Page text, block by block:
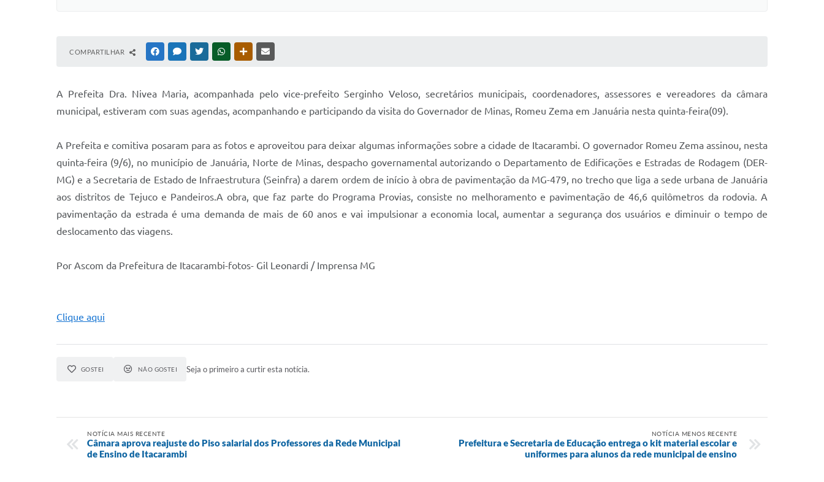
COMPARTILHAR FACEBOOKMESSENGER
TWITTERWHATSAPPOUTRAS MÍDIAS
A Prefeita Dra. Nivea Maria, acompanhada pelo vice-prefeito Serginho Veloso, secretários municipais, coordenadores, assessores e vereadores da câmara
municipal, estiveram com suas agendas, acompanhando e participando da visita do Governador de Minas, Romeu Zema em Januária nesta quinta-feira(09).
A Prefeita e comitiva posaram para as fotos e aproveitou para deixar algumas informações sobre a cidade de Itacarambi. O governador Romeu Zema assinou, nesta
quinta-feira (9/6), no município de Januária, Norte de Minas, despacho governamental autorizando o Departamento de Edificações e Estradas de Rodagem (DER-
MG) e a Secretaria de Estado de Infraestrutura (Seinfra) a darem ordem de início à obra de pavimentação da MG-479, no trecho que liga a sede urbana de Januária
aos distritos de Tejuco e Pandeiros.A obra, que faz parte do Programa Provias, consiste no melhoramento e pavimentação de 46,6 quilômetros da rodovia. A
pavimentação da estrada é uma demanda de mais de 60 anos e vai impulsionar a economia local, aumentar a segurança dos usuários e diminuir o tempo de
deslocamento das viagens.
Por Ascom da Prefeitura de Itacarambi-fotos- Gil Leonardi / Imprensa MG
Clique aqui
GOSTEI NÃO GOSTEI Seja o primeiro a curtir esta notícia.
NOTÍCIA MAIS RECENTE
Câmara aprova reajuste do Piso salarial dos Professores da Rede Municipal
de Ensino de Itacarambi
NOTÍCIA MENOS RECENTE
Prefeitura e Secretaria de Educação entrega o kit material escolar e
uniformes para alunos da rede municipal de ensino